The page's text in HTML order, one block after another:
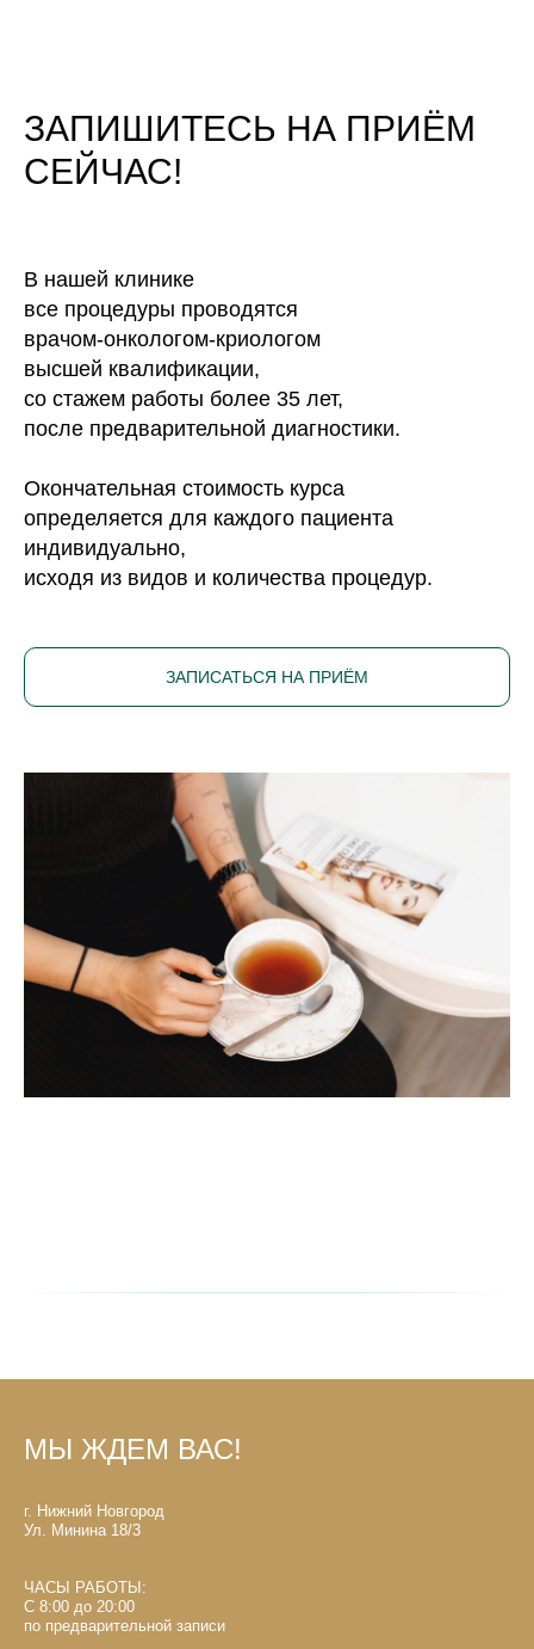
ЗАПИШИТЕСЬ НА ПРИЁМ
СЕЙЧАС!
В нашей клинике
все процедуры проводятся
врачом-онкологом-криологом
высшей квалификации,
со стажем работы более 35 лет,
после предварительной диагностики.
Окончательная стоимость курса
определяется для каждого пациента
индивидуально,
исходя из видов и количества процедур.
ЗАПИСАТЬСЯ НА ПРИЁМ
МЫ ЖДЕМ ВАС!
г. Нижний Новгород
Ул. Минина 18/3
ЧАСЫ РАБОТЫ:
С 8:00 до 20:00
по предварительной записи